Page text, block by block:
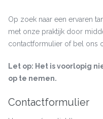
Op zoek naar een ervaren
met onze praktijk door
contactformulier of bel ons
Let op: Het is voorlopig
op te nemen.
Contactformulier